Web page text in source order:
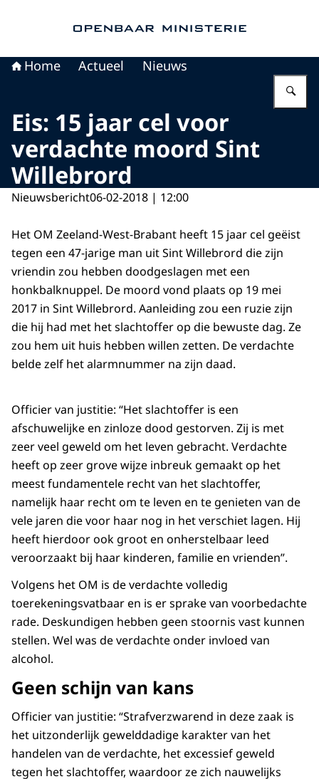
Home Actueel Nieuws
Eis: 15 jaar cel voor
verdachte moord Sint
Willebrord
Nieuwsbericht06-02-2018 | 12:00
Het OM Zeeland-West-Brabant heeft 15 jaar cel geëist
tegen een 47-jarige man uit Sint Willebrord die zijn
vriendin zou hebben doodgeslagen met een
honkbalknuppel. De moord vond plaats op 19 mei
2017 in Sint Willebrord. Aanleiding zou een ruzie zijn
die hij had met het slachtoffer op die bewuste dag. Ze
zou hem uit huis hebben willen zetten. De verdachte
belde zelf het alarmnummer na zijn daad.
Officier van justitie: “Het slachtoffer is een
afschuwelijke en zinloze dood gestorven. Zij is met
zeer veel geweld om het leven gebracht. Verdachte
heeft op zeer grove wijze inbreuk gemaakt op het
meest fundamentele recht van het slachtoffer,
namelijk haar recht om te leven en te genieten van de
vele jaren die voor haar nog in het verschiet lagen. Hij
heeft hierdoor ook groot en onherstelbaar leed
veroorzaakt bij haar kinderen, familie en vrienden”.
Volgens het OM is de verdachte volledig
toerekeningsvatbaar en is er sprake van voorbedachte
rade. Deskundigen hebben geen stoornis vast kunnen
stellen. Wel was de verdachte onder invloed van
alcohol.
Geen schijn van kans
Officier van justitie: “Strafverzwarend in deze zaak is
het uitzonderlijk gewelddadige karakter van het
handelen van de verdachte, het excessief geweld
tegen het slachtoffer, waardoor ze zich nauwelijks